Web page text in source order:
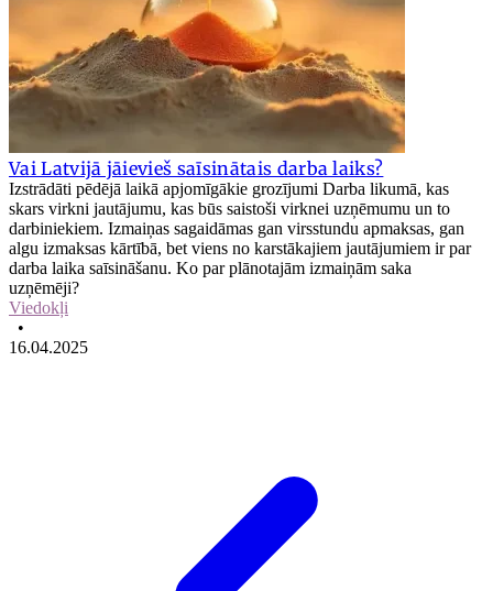
Vai Latvijā jāievieš saīsinātais darba laiks?
Izstrādāti pēdējā laikā apjomīgākie grozījumi Darba likumā, kas
skars virkni jautājumu, kas būs saistoši virknei uzņēmumu un to
darbiniekiem. Izmaiņas sagaidāmas gan virsstundu apmaksas, gan
algu izmaksas kārtībā, bet viens no karstākajiem jautājumiem ir par
darba laika saīsināšanu. Ko par plānotajām izmaiņām saka
uzņēmēji?
Viedokļi
•
16.04.2025